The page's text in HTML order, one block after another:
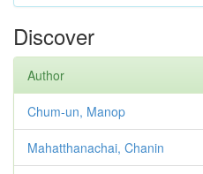
Discover
Author
Chum-un, Manop
Mahatthanachai, Chanin